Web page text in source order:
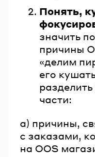
Понять,
значить
причины
«делим
его
части:
а) причины,
с заказами,
на OOS